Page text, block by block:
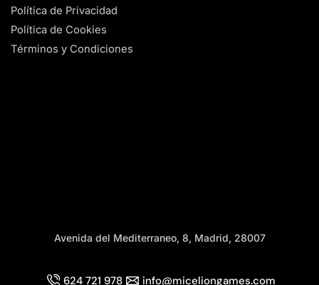
Política de Privacidad
Política de Cookies
Términos y Condiciones
Avenida del Mediterraneo, 8, Madrid, 28007
624 721 978 info@miceliongames.com